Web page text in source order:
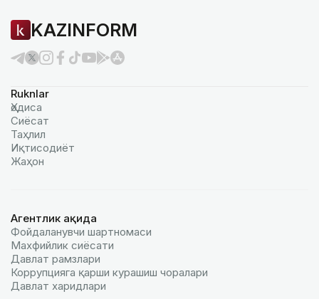
KAZINFORM
Ruknlar
Ҳодиса
Сиёсат
Таҳлил
Иқтисодиёт
Жаҳон
Агентлик ҳақида
Фойдаланувчи шартномаси
Махфийлик сиёсати
Давлат рамзлари
Коррупцияга қарши курашиш чоралари
Давлат харидлари